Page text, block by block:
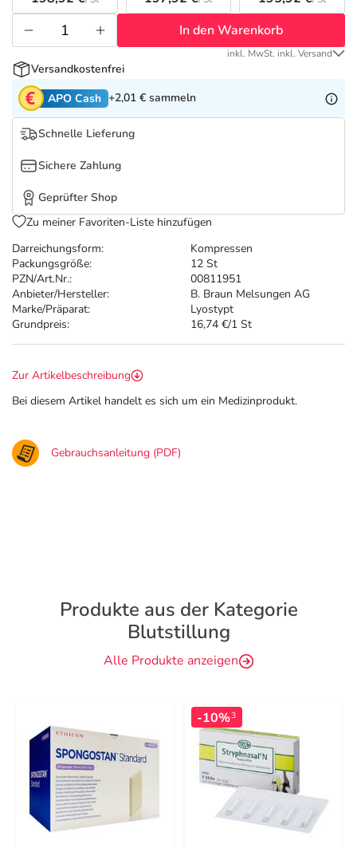
Tierapotheke
Vitamine & Mineralstoffe
Marken
Salus Deals
Darreichungsform:
Kompressen
Packungsgröße:
12 St
PZN/Art.Nr.:
00811951
Anbieter/Hersteller:
B. Braun Melsungen AG
Marke/Präparat:
Lyostypt
Grundpreis:
16,74 €/1 St
In den Warenkorb
inkl. MwSt. inkl. Versand
Versandkostenfrei
APO Cash +2,01 € sammeln
Schnelle Lieferung
Sichere Zahlung
Geprüfter Shop
Zu meiner Favoriten-Liste hinzufügen
Zur Artikelbeschreibung
Bei diesem Artikel handelt es sich um ein Medizinprodukt.
Gebrauchsanleitung (PDF)
Produkte aus der Kategorie
Blutstillung
Alle Produkte anzeigen
-10%3